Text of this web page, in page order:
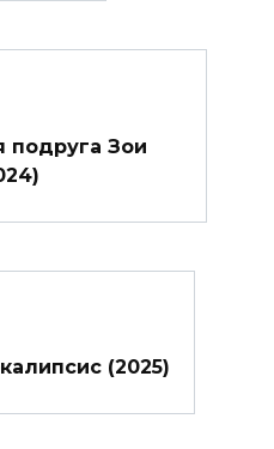
подруга Зои
(2025)